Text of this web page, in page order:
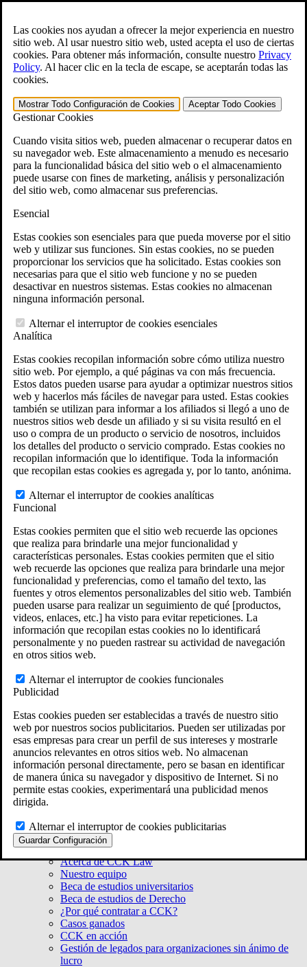
Las cookies nos ayudan a ofrecer la mejor experiencia en nuestro
sitio web. Al usar nuestro sitio web, usted acepta el uso de ciertas
cookies. Para obtener más información, consulte nuestro Privacy
Policy. Al hacer clic en la tecla de escape, se aceptarán todas las
cookies.
Mostrar Todo Configuración de Cookies Aceptar Todo Cookies
Gestionar Cookies
Cuando visita sitios web, pueden almacenar o recuperar datos en
su navegador web. Este almacenamiento a menudo es necesario
para la funcionalidad básica del sitio web o el almacenamiento
puede usarse con fines de marketing, análisis y personalización
del sitio web, como almacenar sus preferencias.
Esencial
Estas cookies son esenciales para que pueda moverse por el sitio
web y utilizar sus funciones. Sin estas cookies, no se pueden
proporcionar los servicios que ha solicitado. Estas cookies son
necesarias para que el sitio web funcione y no se pueden
desactivar en nuestros sistemas. Estas cookies no almacenan
ninguna información personal.
Alternar el interruptor de cookies esenciales
Analítica
Estas cookies recopilan información sobre cómo utiliza nuestro
sitio web. Por ejemplo, a qué páginas va con más frecuencia.
Estos datos pueden usarse para ayudar a optimizar nuestros sitios
web y hacerlos más fáciles de navegar para usted. Estas cookies
también se utilizan para informar a los afiliados si llegó a uno de
nuestros sitios web desde un afiliado y si su visita resultó en el
uso o compra de un producto o servicio de nosotros, incluidos
los detalles del producto o servicio comprado. Estas cookies no
recopilan información que lo identifique. Toda la información
que recopilan estas cookies es agregada y, por lo tanto, anónima.
Alternar el interruptor de cookies analíticas
Funcional
Estas cookies permiten que el sitio web recuerde las opciones
que realiza para brindarle una mejor funcionalidad y
características personales. Estas cookies permiten que el sitio
web recuerde las opciones que realiza para brindarle una mejor
funcionalidad y preferencias, como el tamaño del texto, las
fuentes y otros elementos personalizables del sitio web. También
pueden usarse para realizar un seguimiento de qué [productos,
videos, enlaces, etc.] ha visto para evitar repeticiones. La
información que recopilan estas cookies no lo identificará
personalmente y no pueden rastrear su actividad de navegación
en otros sitios web.
Alternar el interruptor de cookies funcionales
Publicidad
Estas cookies pueden ser establecidas a través de nuestro sitio
web por nuestros socios publicitarios. Pueden ser utilizadas por
esas empresas para crear un perfil de sus intereses y mostrarle
anuncios relevantes en otros sitios web. No almacenan
información personal directamente, pero se basan en identificar
de manera única su navegador y dispositivo de Internet. Si no
permite estas cookies, experimentará una publicidad menos
dirigida.
Alternar el interruptor de cookies publicitarias
Guardar Configuración
Abra el Búsqueda formulario.
English
Para ayuda inmediata: 800-544-9144
Generador gratuito de reclamaciones CCK VA
»
Open Search Bar Search
Menu
401-331-6300
Áreas de Práctica
Ley de veteranos
¿Por qué contratar a CCK para apelar su
discapacidad conforme a lo dispuesto por el VA?
Testimonios
Recursos jurídicos para veteranos
Preguntas frecuentes
Calculadora de discapacidad del VA
recursos del VA
Ubicaciones de fosas de incineración militares
Localizaciones del Agente Naranja
Generador de reclamaciones VA
Evaluación Gratuita del Caso
Ley ERISA
ERISA & Incapacidad a largo plazo
Recursos sobre ERISA
Preguntas frecuentes sobre la ley ERISA
Calculadora de pago de prestaciones LTD
Gestión de legados
Áreas que Atendemos
Texas
Florida
Georgia
California
Rhode Island
Ver todas las sedes de VA Law
Ubicaciones de los abogados ERISA
Massachusetts
Rhode Island
Connecticut
New York
En 50 estados de todo el país
Acerca de CCK
Nuestra misión
Acerca de CCK Law
Nuestro equipo
Beca de estudios universitarios
Beca de estudios de Derecho
¿Por qué contratar a CCK?
Casos ganados
CCK en acción
Gestión de legados para organizaciones sin ánimo de
lucro